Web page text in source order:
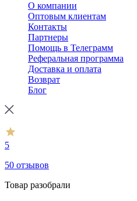
О компании
Оптовым клиентам
Контакты
Партнеры
Помощь в Телеграмм
Реферальная программа
Доставка и оплата
Возврат
Блог
5
50 отзывов
Товар разобрали